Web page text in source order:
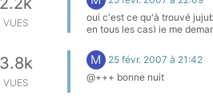
b2t=sin72sin13=4,22b2t =
13}
que j'ai fait est-ce-que j'ai
qui faut faire pour la suite
VUES
oui c'est ce qu'à trouvé
en tous les cas) je me
utiliser les racines cubiques ...
3.8k
VUES
M
25 févr. 2007 à 21:42
@+++ bonne nuit